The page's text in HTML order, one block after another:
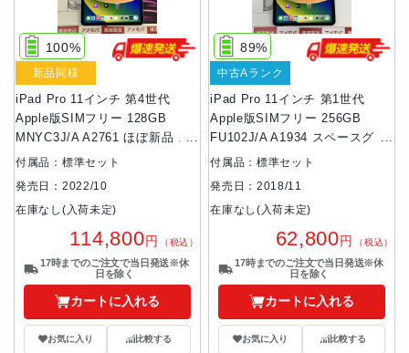
iPad Pro 11インチ 第4世代
Apple版SIMフリー 128GB
MNYC3J/A A2761 ほぼ新品 ス
ペースグレイ
100%
新品同様
付属品：標準セット
発売日：2022/10
在庫なし(入荷未定)
114,800円 （税込）
17時までのご注文で当日発送※休
日を除く
カートに入れる
お気に入り 比較する
iPad Pro 11インチ 第1世代
Apple版SIMフリー 256GB
FU102J/A A1934 スペースグレ
イ
89%
中古Aランク
付属品：標準セット
発売日：2018/11
在庫なし(入荷未定)
62,800円 （税込）
17時までのご注文で当日発送※休
日を除く
カートに入れる
お気に入り 比較する